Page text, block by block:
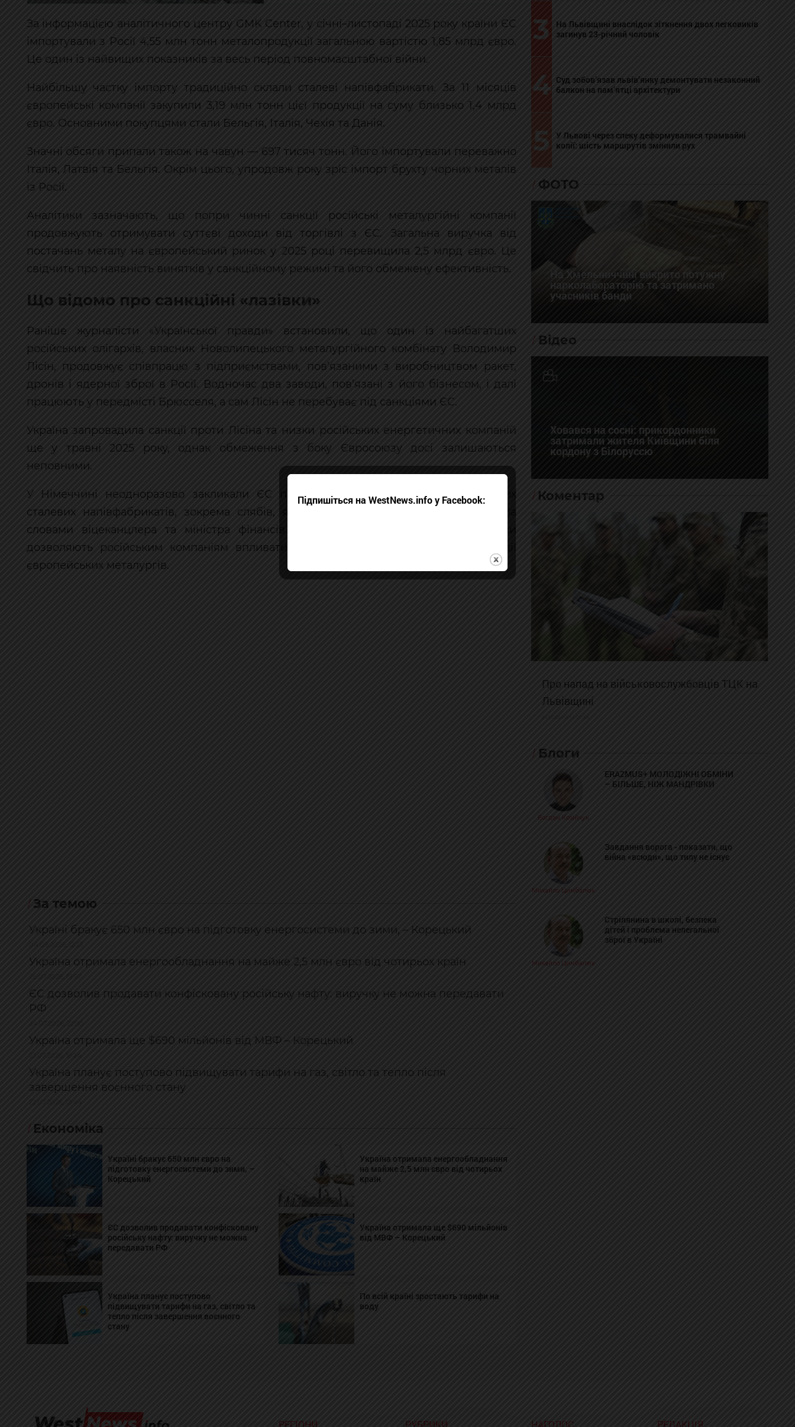
За інформацією аналітичного центру GMK Center, у січні–листопаді 2025 року країни ЄС
імпортували з Росії 4,55 млн тонн металопродукції загальною вартістю 1,85 млрд євро.
Це один із найвищих показників за весь період повномасштабної війни.
Найбільшу частку імпорту традиційно склали сталеві напівфабрикати. За 11 місяців
європейські компанії закупили 3,19 млн тонн цієї продукції на суму близько 1,4 млрд
євро. Основними покупцями стали Бельгія, Італія, Чехія та Данія.
Значні обсяги припали також на чавун — 697 тисяч тонн. Його імпортували переважно
Італія, Латвія та Бельгія. Окрім цього, упродовж року зріс імпорт брухту чорних металів
із Росії.
Аналітики зазначають, що попри чинні санкції російські металургійні компанії
продовжують отримувати суттєві доходи від торгівлі з ЄС. Загальна виручка від
постачань металу на європейський ринок у 2025 році перевищила 2,5 млрд євро. Це
свідчить про наявність винятків у санкційному режимі та його обмежену ефективність.
Що відомо про санкційні «лазівки»
Раніше журналісти «Української правди» встановили, що один із найбагатших
російських олігархів, власник Новолипецького металургійного комбінату Володимир
Лісін, продовжує співпрацю з підприємствами, пов’язаними з виробництвом ракет,
дронів і ядерної зброї в Росії. Водночас два заводи, пов’язані з його бізнесом, і далі
працюють у передмісті Брюсселя, а сам Лісін не перебуває під санкціями ЄС.
Україна запровадила санкції проти Лісіна та низки російських енергетичних компаній
ще у травні 2025 року, однак обмеження з боку Євросоюзу досі залишаються
неповними.
У Німеччині неодноразово закликали ЄС повністю заборонити імпорт російських
сталевих напівфабрикатів, зокрема слябів, які частково виведені з-під санкцій. За
словами віцеканцлера та міністра фінансів ФРН Ларса Клінґбайля, такі винятки
дозволяють російським компаніям впливати на ціни в ЄС і послаблюють позиції
європейських металургів.
За темою
Україні бракує 650 млн євро на підготовку енергосистеми до зими, – Корецький
Україна отримала енергообладнання на майже 2,5 млн євро від чотирьох країн
ЄС дозволив продавати конфісковану російську нафту: виручку не можна передавати
РФ
Україна отримала ще $690 мільйонів від МВФ – Корецький
Україна планує поступово підвищувати тарифи на газ, світло та тепло після
завершення воєнного стану
Економіка
Україні бракує 650 млн євро на
підготовку енергосистеми до зими, –
Корецький
Україна отримала енергообладнання
на майже 2,5 млн євро від чотирьох
країн
ЄС дозволив продавати конфісковану
російську нафту: виручку не можна
передавати РФ
Україна отримала ще $690 мільйонів
від МВФ – Корецький
Україна планує поступово
підвищувати тарифи на газ, світло та
тепло після завершення воєнного
стану
По всій країні зростають тарифи на
воду
3
На Львівщині внаслідок зіткнення двох легковиків
загинув 23-річний чоловік
4 Суд зобов’язав львів’янку демонтувати незаконний
балкон на пам’ятці архітектури
5
У Львові через спеку деформувалися трамвайні
колії: шість маршрутів змінили рух
ФОТО
На Хмельниччині викрито потужну
нарколабораторію та затримано
учасників банди
Відео
Ховався на сосні: прикордонники
затримали жителя Київщини біля
кордону з Білоруссю
Коментар
Про напад на військовослужбовців ТЦК на
Львівщині
Блоги
Богдан Козійчук
ERAZMUS+ МОЛОДІЖНІ ОБМІНИ
– БІЛЬШЕ, НІЖ МАНДРІВКИ
Михайло Цимбалюк
Завдання ворога - показати, що
війна «всюди», що тилу не існує
Михайло Цимбалюк
Стрілянина в школі, безпека
дітей і проблема нелегальної
зброї в Україні
РЕГІОНИ РУБРИКИ НАГОЛОС РЕДАКЦІЯ
Підпишіться на WestNews.info у Facebook: